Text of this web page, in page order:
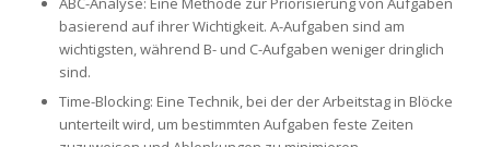
basierend auf ihrer Wichtigkeit. A-Aufgaben sind am
wichtigsten, während B- und C-Aufgaben weniger dringlich
sind.
Time-Blocking: Eine Technik, bei der der Arbeitstag in Blöcke
unterteilt wird, um bestimmten Aufgaben feste Zeiten